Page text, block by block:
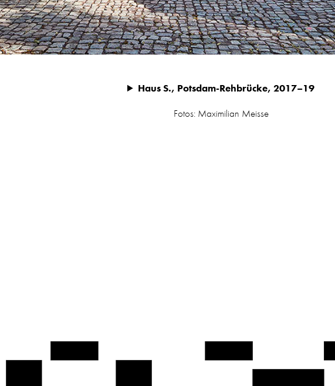
Haus S., Potsdam-Rehbrücke, 2017–19
Fotos: Maximilian Meisse